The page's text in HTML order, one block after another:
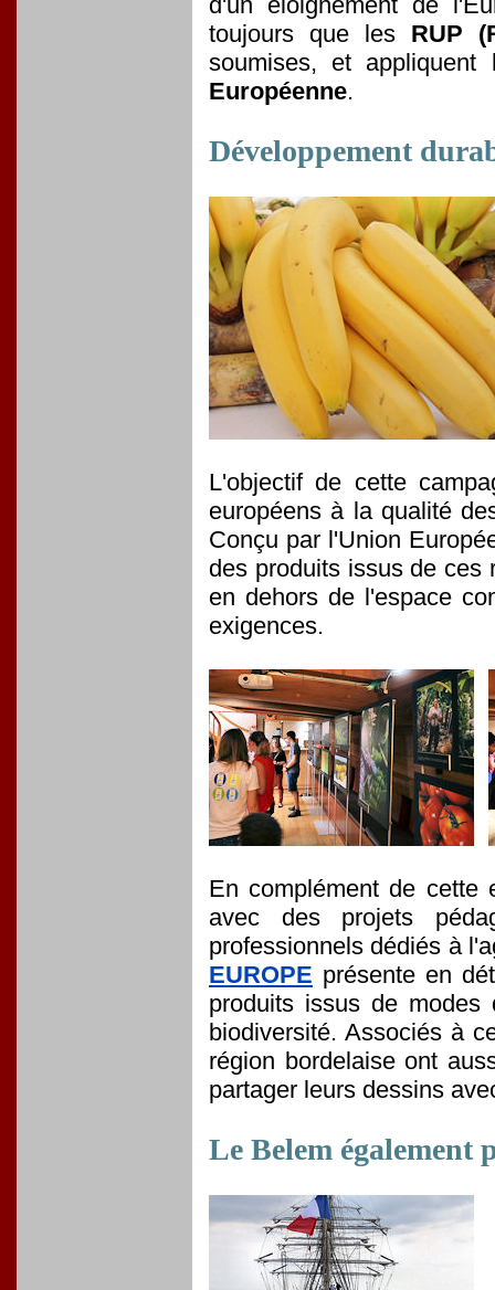
toujours que les RUP
soumises, et appliquent
Européenne.
Développement
L'objectif de cette
européens à la qualité
Conçu par l'Union
des produits issus de ces
en dehors de l'espace
exigences.
En complément de cette
avec des projets
professionnels dédiés à
EUROPE présente en
produits issus de modes
biodiversité. Associés à
région bordelaise ont
partager leurs dessins
Le Belem également